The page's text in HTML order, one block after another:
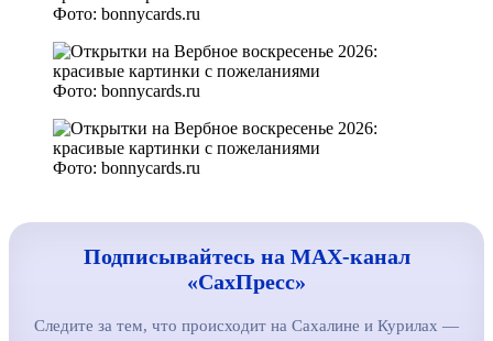
Фото: bonnycards.ru
Фото: bonnycards.ru
Фото: bonnycards.ru
Подписывайтесь на MAX-канал
«СахПресс»
Следите за тем, что происходит на Сахалине и Курилах —